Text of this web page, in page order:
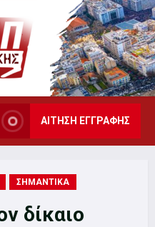
ΑΙΤΗΣΗ ΕΓΓΡΑΦΗΣ
ΣΗΜΑΝΤΙΚΑ
δίκαιο